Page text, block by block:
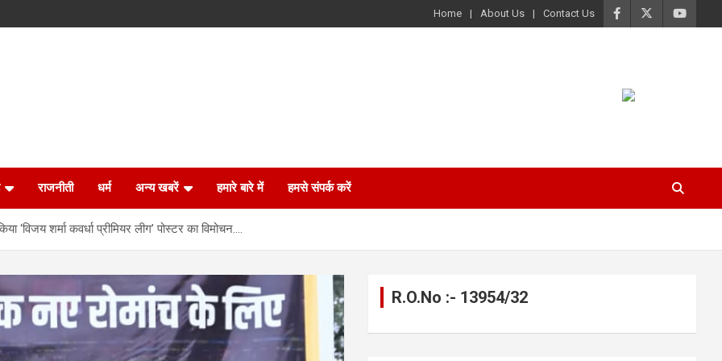
Home About Us Contact Us
राजनीती धर्म अन्य खबरें हमारे बारे में हमसे संपर्क करें
‘विजय शर्मा कवर्धा प्रीमियर लीग’ पोस्टर का विमोचन….
R.O.No :- 13954/32